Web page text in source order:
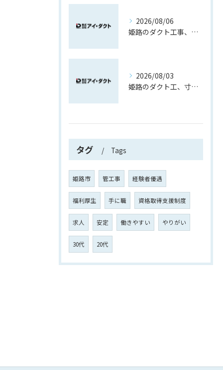
2026/08/06
姫路のダクト工事、製作から取付で覚える現場職
2026/08/03
姫路のダクト工、寸法取りから育つ現場力
タグ Tags
姫路市 管工事 経験者優遇
福利厚生 手に職 資格取得支援制度
求人 安定 働きやすい やりがい
30代 20代